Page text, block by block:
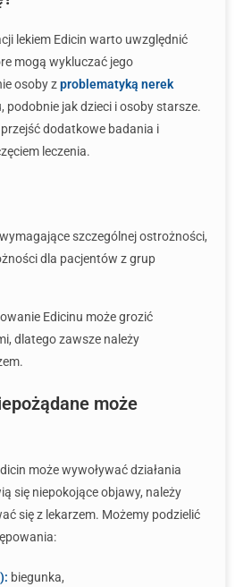
lekiem Edicin warto uwzględnić
mogą wykluczać jego
osoby zproblematyką nerek
podobnie jak dzieci i osoby starsze.
dodatkowe badania i
leczenia.
szczególnej ostrożności,
dla pacjentów z grup
Edicinu może grozić
dlatego zawsze należy
może
może wywoływać działania
się niepokojące objawy, należy
się z lekarzem. Możemy podzielić
biegunka,